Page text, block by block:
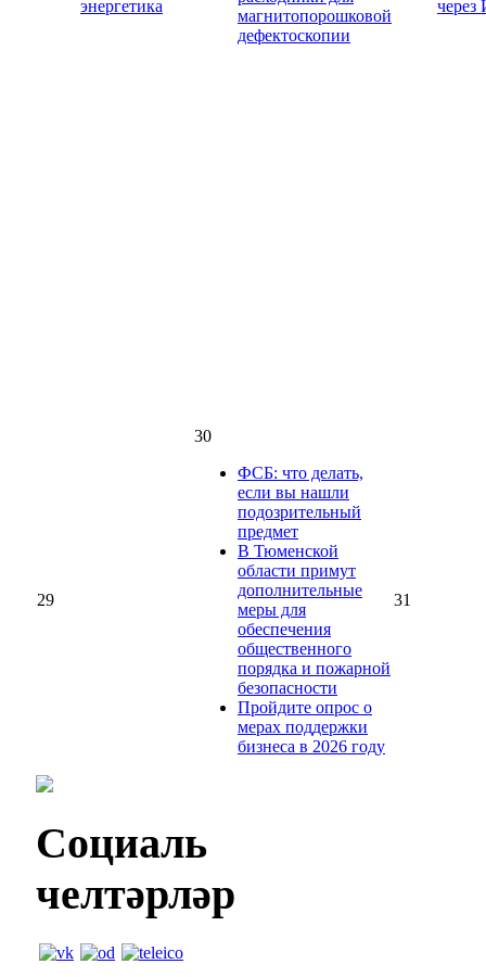
энергетика
магнитопорошковой
дефектоскопии
29
30
ФСБ: что делать,
если вы нашли
подозрительный
предмет
В Тюменской
области примут
дополнительные
меры для
обеспечения
общественного
порядка и пожарной
безопасности
Пройдите опрос о
мерах поддержки
бизнеса в 2026 году
31
Социаль
челтәрләр